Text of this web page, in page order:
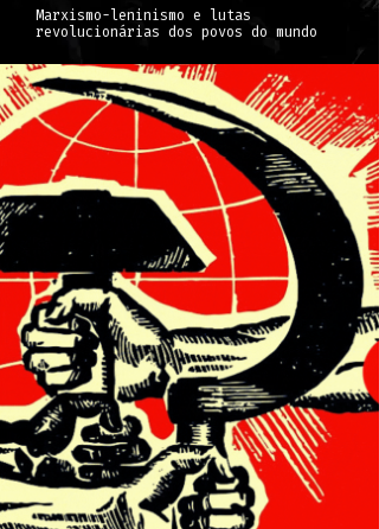
Marxismo-leninismo e lutas
revolucionárias dos povos do mundo